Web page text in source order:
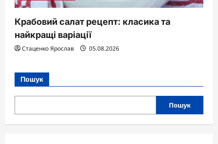
Крабовий салат рецепт: класика та
найкращі варіації
Стаценко Ярослав 05.08.2026
Пошук
Пошук